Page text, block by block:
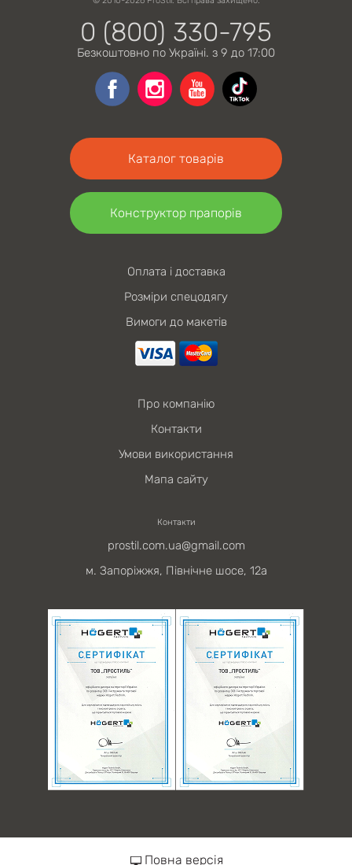
0 (800) 330-795
Безкоштовно по Україні. з 9 до 17:00
Каталог товарів
Конструктор прапорів
Оплата і доставка
Розміри спецодягу
Вимоги до макетів
Про компанію
Контакти
Умови використання
Мапа сайту
Контакти
prostil.com.ua@gmail.com
м. Запоріжжя, Північне шосе, 12а
Повна версія